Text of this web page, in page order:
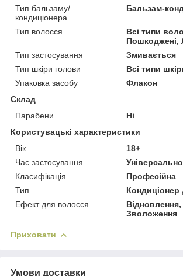
Тип бальзаму/
кондиціонера
Бальзам-
Тип волосся
Всі типи
Пошкоджені,
Тип застосування
Змивається
Тип шкіри голови
Всі типи
Упаковка засобу
Флакон
Склад
Парабени
Ні
Користувацькі характеристики
Вік
18+
Час застосування
Універсально
Класифікація
Професійна
Тип
Ефект для волосся
Зволоження
Приховати
Умови доставки